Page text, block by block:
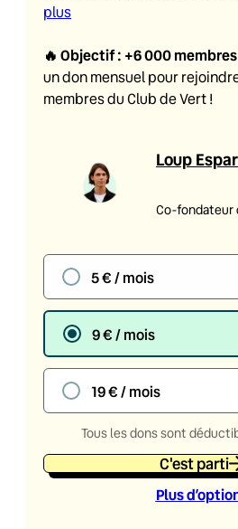
plus
🔥 Objectif : +6 000
un don mensuel pour
membres du Club de Vert !
Loup
Co-fondateur
5 € / mois
9 € / mois
19 € / mois
Tous les dons sont
C'est parti
Plus